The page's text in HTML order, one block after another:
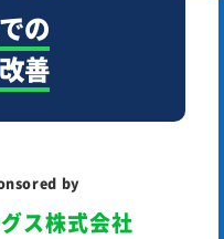
の
善
by
ス株式会社